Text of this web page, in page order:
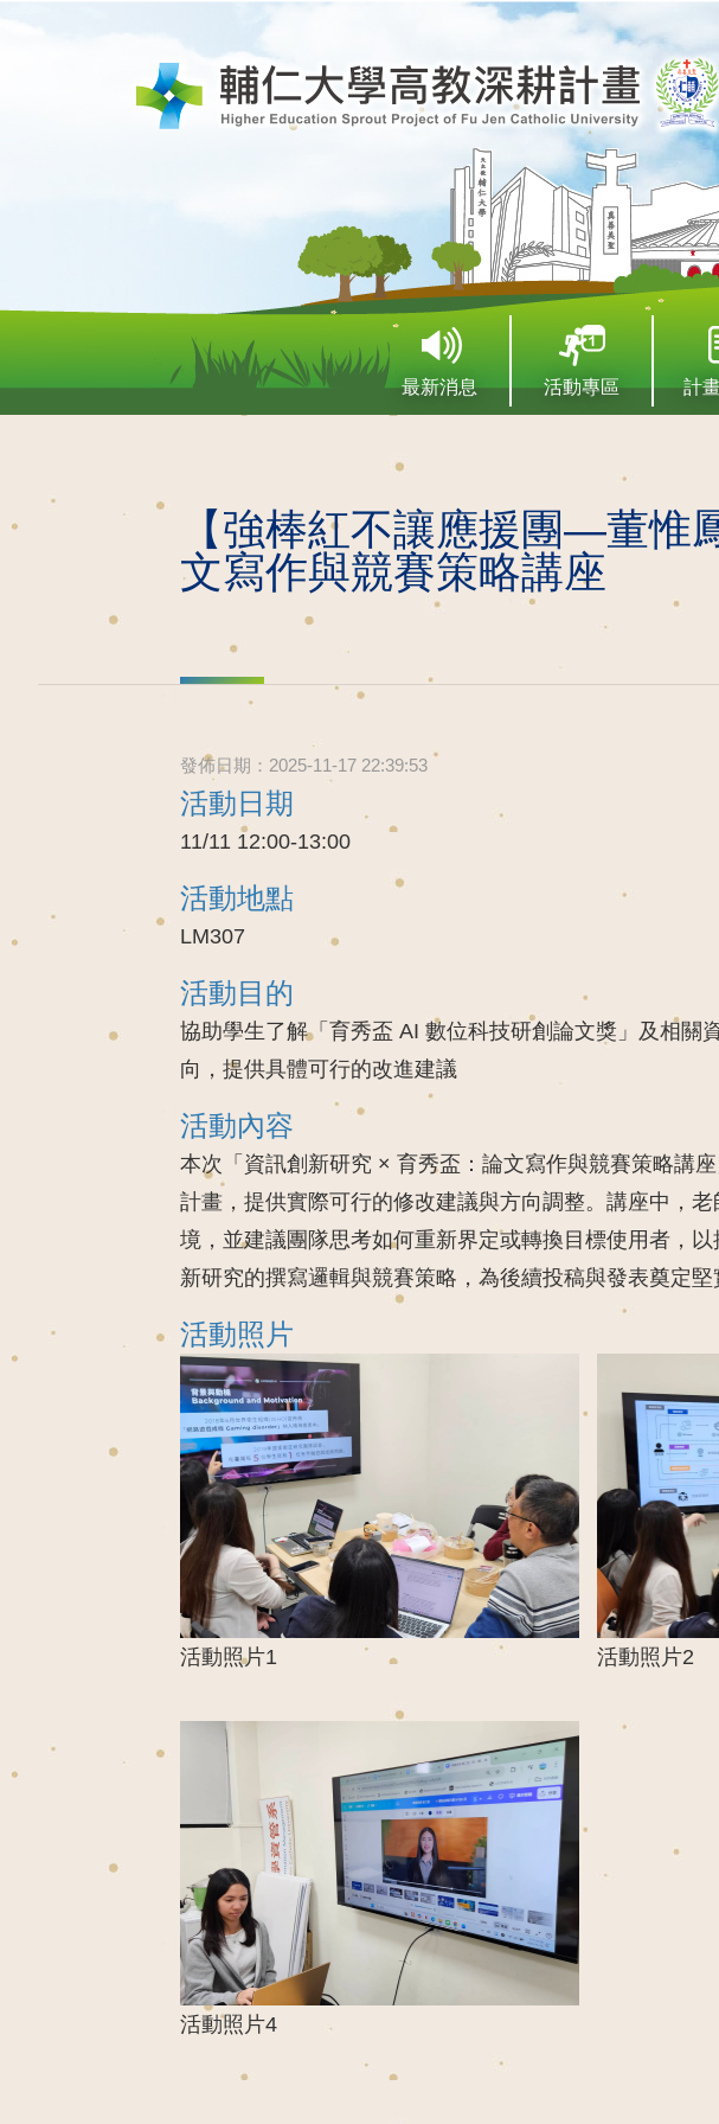
最新消息 活動專區 計
【強棒紅不讓應援團—董惟
文寫作與競賽策略講座
發佈日期：2025-11-17 22:39:53
活動日期
11/11 12:00-13:00
活動地點
LM307
活動目的
協助學生了解「育秀盃 AI 數位科技研創論文獎」及相
向，提供具體可行的改進建議
活動內容
本次「資訊創新研究 × 育秀盃：論文寫作與競賽策略講
計畫，提供實際可行的修改建議與方向調整。講座中，
境，並建議團隊思考如何重新界定或轉換目標使用者 ，
新研究的撰寫邏輯與競賽策略，為後續投稿與發表奠定堅
活動照片
活動照片1 活動照片2
活動照片4